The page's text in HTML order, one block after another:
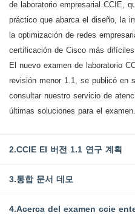
de laboratorio empresarial CCIE,
práctico que abarca el diseño, la
la optimización de redes
certificación de Cisco más
El nuevo examen de laboratorio
revisión menor 1.1, se publicó en
consultar nuestro servicio de
últimas soluciones para el
2.CCIE EI 버전 1.1 연구 계획
3.통합 문서 데모
4.Acerca del examen ccie